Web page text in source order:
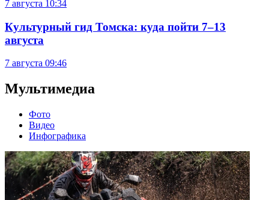
7 августа 10:34
Культурный гид Томска: куда пойти 7–13
августа
7 августа 09:46
Мультимедиа
Фото
Видео
Инфографика